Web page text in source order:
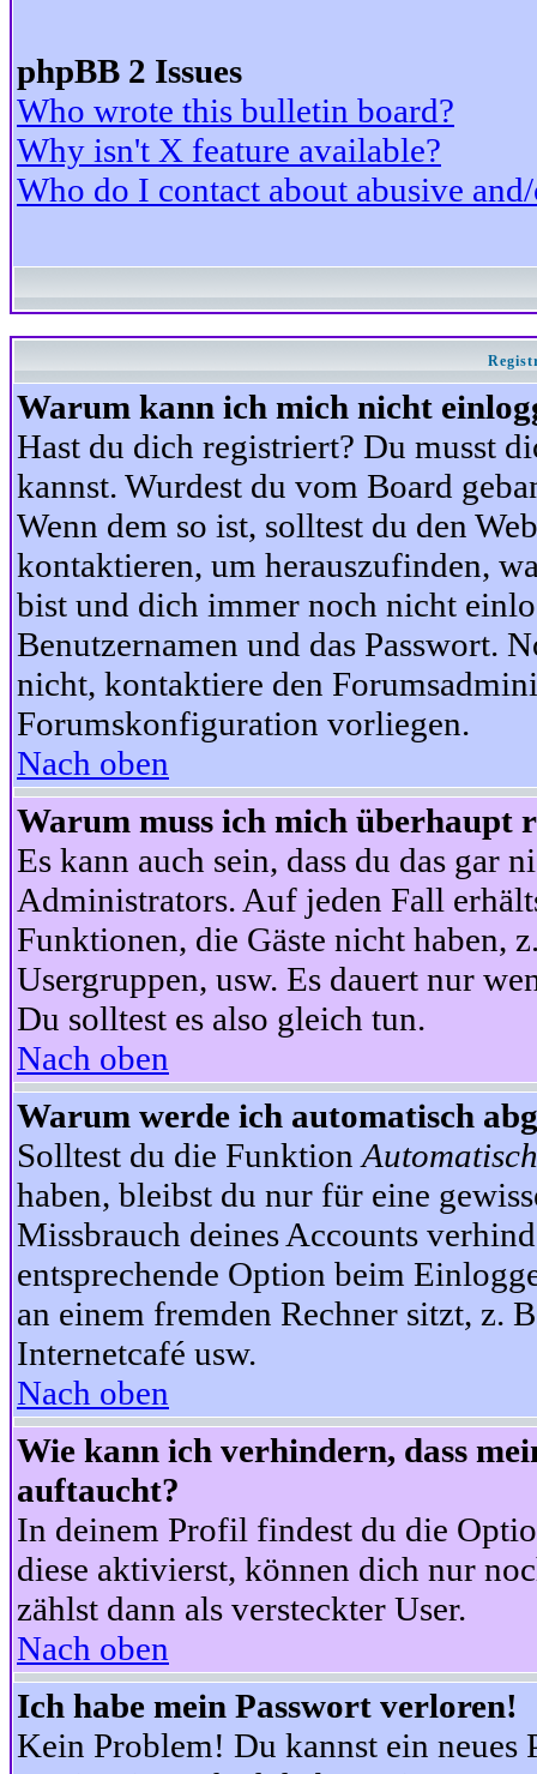
phpBB 2 Issues
Who wrote this bulletin board?
Why isn't X feature available?
Who do I contact about abusive
Warum kann ich mich nicht
Hast du dich registriert? Du musst
kannst. Wurdest du vom Board
Wenn dem so ist, solltest du den
kontaktieren, um herauszufinden,
bist und dich immer noch nicht
Benutzernamen und das Passwort.
nicht, kontaktiere den
Forumskonfiguration vorliegen.
Nach oben
Warum muss ich mich überhaupt
Es kann auch sein, dass du das gar
Administrators. Auf jeden Fall
Funktionen, die Gäste nicht haben,
Usergruppen, usw. Es dauert nur
Du solltest es also gleich tun.
Nach oben
Warum werde ich automatisch
Solltest du die Funktion
haben, bleibst du nur für eine
Missbrauch deines Accounts
entsprechende Option beim
an einem fremden Rechner sitzt, z.
Internetcafé usw.
Nach oben
Wie kann ich verhindern, dass
auftaucht?
In deinem Profil findest du die
diese aktivierst, können dich nur
zählst dann als versteckter User.
Nach oben
Ich habe mein Passwort verloren!
Kein Problem! Du kannst ein neues